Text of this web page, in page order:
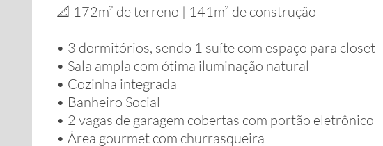
📐 172m² de terreno | 141m² de construção
• 3 dormitórios, sendo 1 suíte com espaço para closet
• Sala ampla com ótima iluminação natural
• Cozinha integrada
• Banheiro Social
• 2 vagas de garagem cobertas com portão eletrônico
• Área gourmet com churrasqueira